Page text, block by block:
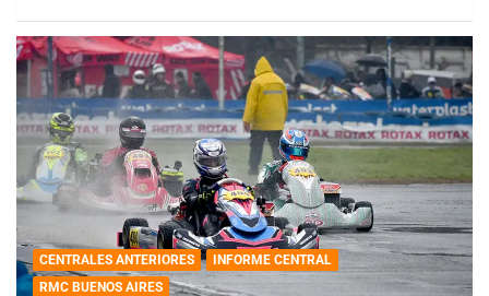
CENTRALES ANTERIORES
INFORME CENTRAL
RMC BUENOS AIRES